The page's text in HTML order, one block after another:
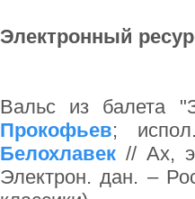
Электронный
Вальс из балета
Прокофьев;
Белохлавек // Ах,
Электрон. дан. –